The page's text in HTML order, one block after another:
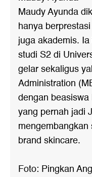
Maudy Ayunda
hanya
juga akademis.
studi S2 di
gelar sekaligus
Administration
dengan
yang pernah jadi
brand skincare.
Foto: Pingkan